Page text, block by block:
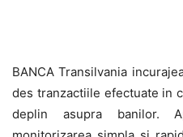
BANCA Transilvania
des tranzactiile efectuate in
deplin asupra banilor.